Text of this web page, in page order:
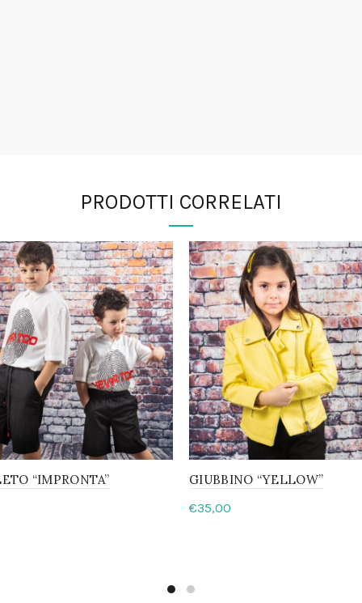
PRODOTTI CORRELATI
“IMPRONTA”
GIUBBINO “YELLOW”
€35,00